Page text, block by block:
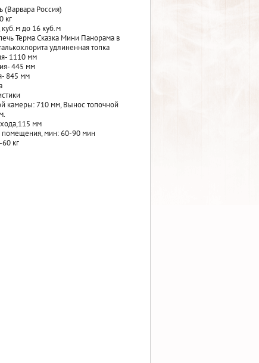
(Варвара Россия)
кг
до 16 куб.м
Терма Сказка Мини Панорама в
удлиненная топка
1110 мм
445 мм
845 мм
камеры: 710 мм, Вынос топочной
мм
помещения, мин: 60-90 мин
кг